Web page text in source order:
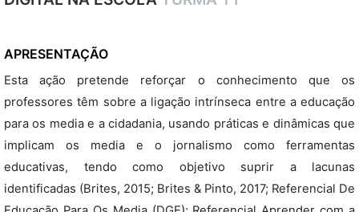
APRESENTAÇÃO
Esta ação pretende reforçar o conhecimento que os
professores têm sobre a ligação intrínseca entre a educação
para os media e a cidadania, usando práticas e dinâmicas que
implicam os media e o jornalismo como ferramentas
educativas, tendo como objetivo suprir a lacunas
identificadas (Brites, 2015; Brites & Pinto, 2017; Referencial De